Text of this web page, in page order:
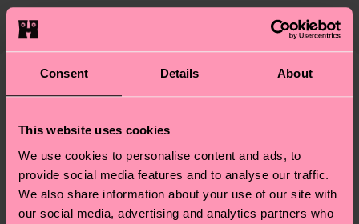
Consent Details About
This website uses cookies
We use cookies to personalise content and ads, to
provide social media features and to analyse our traffic.
We also share information about your use of our site with
our social media, advertising and analytics partners who
certificazioni, ma include filiere etiche, meno
emissioni, amore per i calzini… e tantissime altre
piccole-grandi scelte responsabili! Vuoi scoprire
tutti i nostri segreti (e qualche dritta utile)? Dai
un’occhiata alla nostrapagina sulla sostenibilità!
di spedizione è di 5-8 giorni lavorativi. Tieni
presente che si tratta solo di una stima: la
Hai domande sui resi? Visita la nostra pagina
per trovare le risposte alle domande più comuni.
Secondo noi, ti piaceràPattern simili